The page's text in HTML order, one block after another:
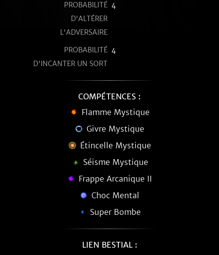
PROBABILITÉ
D'ALTÉRER
L'ADVERSAIRE
4
PROBABILITÉ
D'INCANTER UN SORT
4
COMPÉTENCES :
Flamme Mystique
Givre Mystique
Étincelle Mystique
Séisme Mystique
Frappe Arcanique II
Choc Mental
Super Bombe
LIEN BESTIAL :